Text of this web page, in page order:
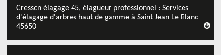
Cresson élagage 45, élagueur professionnel : Services
d'élagage d'arbres haut de gamme à Saint Jean Le Blanc
45650